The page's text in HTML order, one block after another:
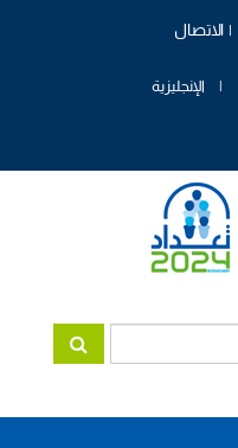
الاتصال
الإنجليزية